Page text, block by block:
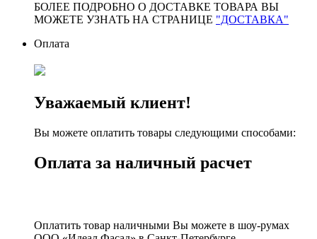
БОЛЕЕ ПОДРОБНО О ДОСТАВКЕ ТОВАРА ВЫ
МОЖЕТЕ УЗНАТЬ НА СТРАНИЦЕ "ДОСТАВКА"
Оплата
Уважаемый клиент!
Вы можете оплатить товары следующими способами:
Оплата за наличный расчет
Оплатить товар наличными Вы можете в шоу-румах